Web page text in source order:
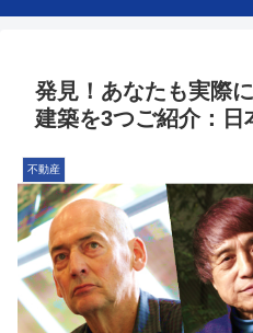
発見！あなたも実際
建築を3つご紹介：日
不動産